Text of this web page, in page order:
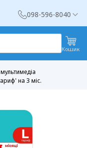
098-596-8040
Кошик
на 3 міс.